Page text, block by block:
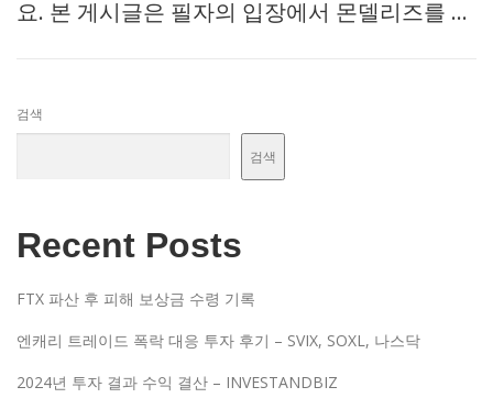
요. 본 게시글은 필자의 입장에서 몬델리즈를 …
검색
검색
Recent Posts
FTX 파산 후 피해 보상금 수령 기록
엔캐리 트레이드 폭락 대응 투자 후기 – SVIX, SOXL, 나스닥
2024년 투자 결과 수익 결산 – INVESTANDBIZ